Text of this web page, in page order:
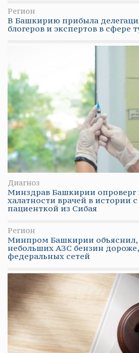
Регион
В Башкирию прибыла
блогеров и экспертов в сфере
Диагноз
Минздрав Башкирии
халатности врачей в истории
пациенткой из Сибая
Регион
Минпром Башкирии объяснил,
небольших АЗС бензин
федеральных сетей